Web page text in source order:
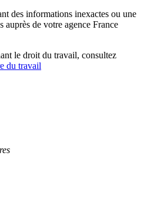
des informations inexactes ou une
auprès de votre agence France
le droit du travail, consultez
du travail